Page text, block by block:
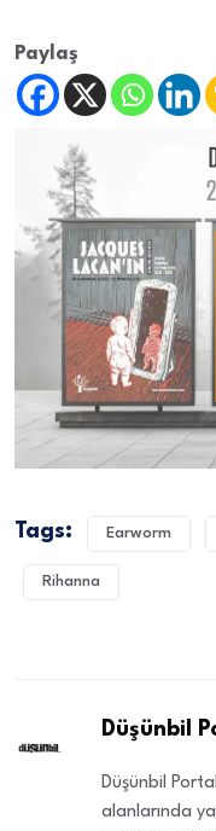
Paylaş
Tags: Earworm
Rihanna
Düşünbil
Düşünbil
alanlarında